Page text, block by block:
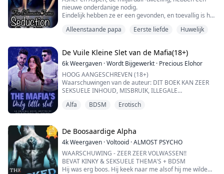
nieuwe onderdanige nodig.
Eindelijk hebben ze er een gevonden, en toevallig is het
haar niet willen afschrikken door te direct te zijn,
Alleenstaande papa Eerste liefde Huwelijk
De Vuile Kleine Slet van de Mafia(18+)
6kWeergaven ·Wordt Bijgewerkt · Precious Elohor
HOOG AANGESCHREVEN (18+)
Waarschuwingen van de auteur: DIT BOEK KAN ZEER
SEKSUELE INHOUD, MISBRUIK, ILLEGALE
ALS JE HIER NIET TEGEN KUNT, SLA DAN OVER WANT
"Er zijn regels die dit contract binden, Isabella," zei
Leonardo terwijl hij diep in mijn ogen staarde.
Een rilling ging door mijn hele lichaam toen ik zijn
koude, diepe stem h...
Alfa BDSM Erotisch
De Boosaardige Alpha
4kWeergaven ·Voltooid ·ALMOST PSYCHO
WAARSCHUWING - ZEER ZEER VOLWASSEN!!
BEVAT KINKY & SEKSUELE THEMA'S + BDSM
Hij was erg boos. Hij keek naar me alsof hij me wilde